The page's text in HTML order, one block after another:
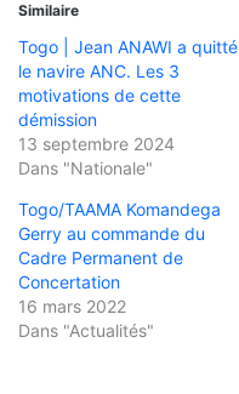
Similaire
Togo | Jean ANAWI a quitté
le navire ANC. Les 3
motivations de cette
démission
13 septembre 2024
Dans "Nationale"
Togo/TAAMA Komandega
Gerry au commande du
Cadre Permanent de
Concertation
16 mars 2022
Dans "Actualités"